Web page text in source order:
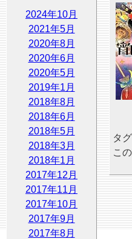
2024年10月
2021年5月
2020年8月
2020年6月
2020年5月
2019年1月
2018年8月
2018年6月
2018年5月
2018年3月
2018年1月
2017年12月
2017年11月
2017年10月
2017年9月
2017年8月
タグ
こ